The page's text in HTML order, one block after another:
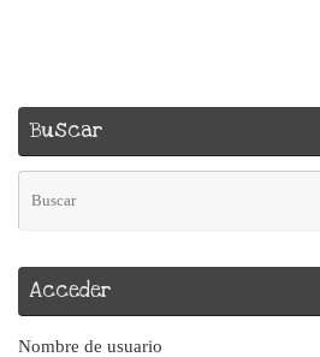
Buscar
Acceder
Nombre de usuario